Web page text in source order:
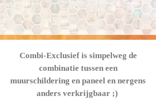
Combi-Exclusief is simpelweg de
combinatie tussen een
muurschildering en paneel en nergens
anders verkrijgbaar ;)